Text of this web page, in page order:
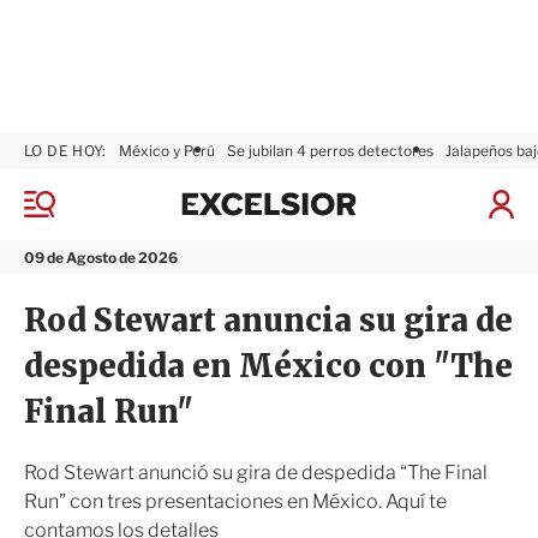
M
n
09 de Agosto de 2026
LO DE HOY: México y Perú Se jubilan 4 perros detectores Jalapeños
I
a
S
x
r
Rod Stewart anuncia su gira de
despedida en México con "The
Final Run"
Rod Stewart anunció su gira de despedida “The Final
Run” con tres presentaciones en México. Aquí te
contamos los detalles